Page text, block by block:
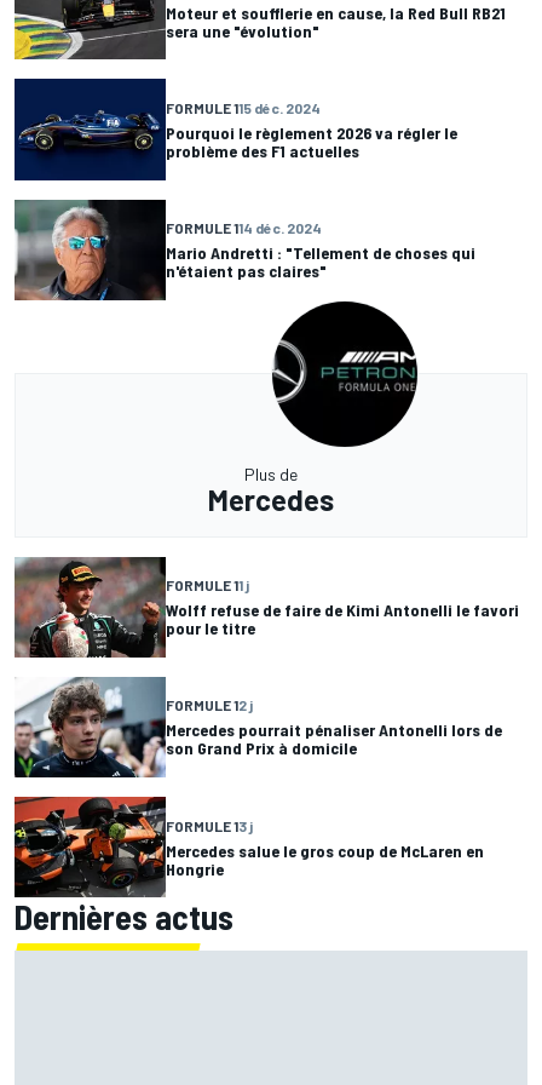
Moteur et soufflerie en cause, la Red Bull RB21
sera une "évolution"
FORMULE 115 déc. 2024
Pourquoi le règlement 2026 va régler le
problème des F1 actuelles
FORMULE 114 déc. 2024
Mario Andretti : "Tellement de choses qui
n'étaient pas claires"
Plus de
Mercedes
FORMULE 11 j
Wolff refuse de faire de Kimi Antonelli le favori
pour le titre
FORMULE 12 j
Mercedes pourrait pénaliser Antonelli lors de
son Grand Prix à domicile
FORMULE 13 j
Mercedes salue le gros coup de McLaren en
Hongrie
Dernières actus